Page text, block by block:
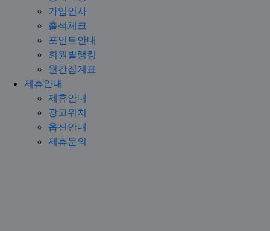
가입인사
출석체크
포인트안내
회원별랭킹
월간집계표
제휴안내
제휴안내
광고위치
옵션안내
제휴문의